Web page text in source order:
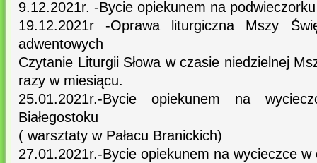
9.12.2021r. -Bycie opiekunem na
19.12.2021r -Oprawa liturgiczna Mszy
adwentowych
Czytanie Liturgii Słowa w czasie niedzielnej
razy w miesiącu.
25.01.2021r.-Bycie opiekunem na
Białegostoku
( warsztaty w Pałacu Branickich)
27.01.2021r.-Bycie opiekunem na wycieczce